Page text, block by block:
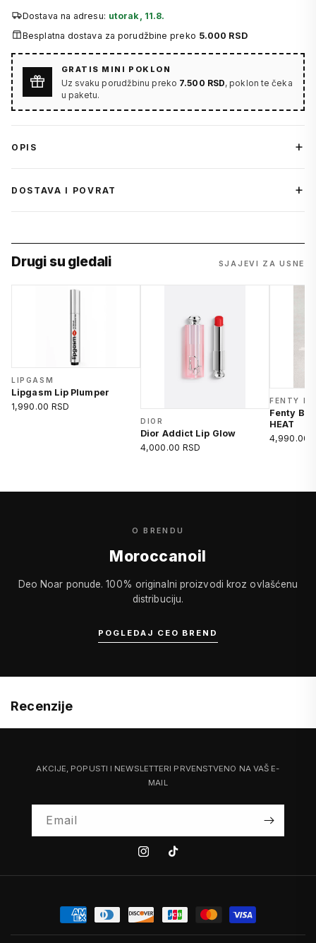
Dostava na adresu: utorak, 11.8.
Besplatna dostava za porudžbine preko 5.000 RSD
GRATIS MINI POKLON
Uz svaku porudžbinu preko 7.500 RSD, poklon te čeka
u paketu.
OPIS
DOSTAVA I POVRAT
Drugi su gledali SJAJEVI ZA USNE
LIPGASM
Lipgasm Lip Plumper
1,990.00 RSD
DIOR
Dior Addict Lip Glow
4,000.00 RSD
FENTY
Fenty
HEAT
4,990.00
O BRENDU
Moroccanoil
Deo Noar ponude. 100% originalni proizvodi kroz ovlašćenu
distribuciju.
POGLEDAJ CEO BREND
Recenzije
AKCIJE, POPUSTI I NEWSLETTERI PRVENSTVENO NA VAŠ E-
MAIL
Email
InstagramTiktok